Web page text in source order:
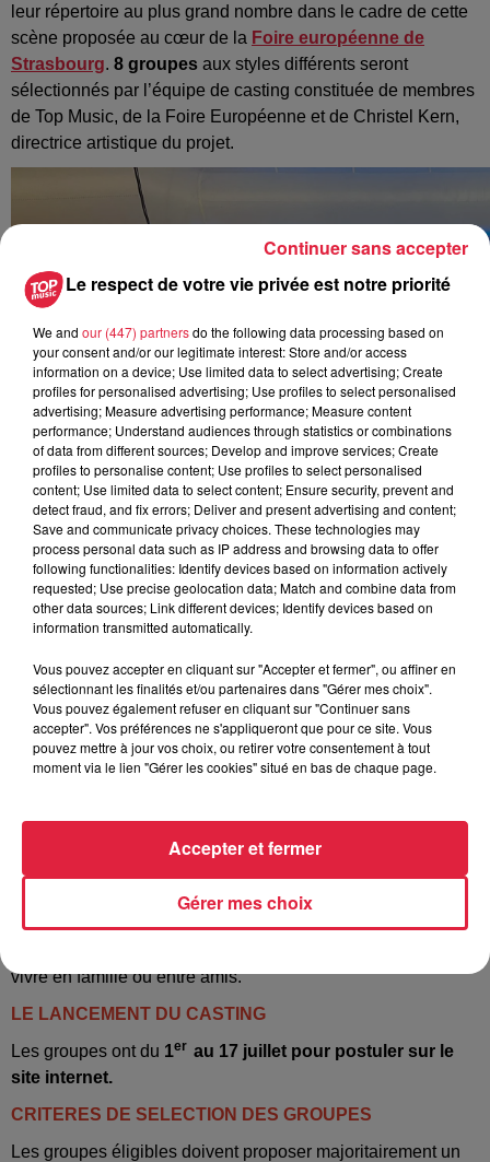
leur répertoire au plus grand nombre dans le cadre de cette
scène proposée au cœur de la Foire européenne de
Strasbourg. 8 groupes aux styles différents seront
sélectionnés par l’équipe de casting constituée de membres
de Top Music, de la Foire Européenne et de Christel Kern,
directrice artistique du projet.
durant cette nouvelle édition qui se dérouleradu samedi 2
au samedi 9 septembre. Les concerts auront lieu à 18h15
chaque soir et seront suivi d’une ambiance DJ dès 20h30.
La scène est installée dans le HALL 1 avec un accès
spécifique libre & nocturne à 18H, ce qui présage de très
vivre en famille ou entre amis.
LE LANCEMENT DU CASTING
Les groupes ont du 1er au 17 juillet pour postuler sur le
site internet.
CRITERES DE SELECTION DES GROUPES
Les groupes éligibles doivent proposer majoritairement un
Le respect de votre vie privée est notre priorité
We and our (447) partnersdo the following data processing based on
your consent and/or our legitimate interest: Store and/or access
information on a device; Use limited data to select advertising; Create
profiles for personalised advertising; Use profiles to select personalised
advertising; Measure advertising performance; Measure content
performance; Understand audiences through statistics or combinations
of data from different sources; Develop and improve services; Create
profiles to personalise content; Use profiles to select personalised
content; Use limited data to select content; Ensure security, prevent and
detect fraud, and fix errors; Deliver and present advertising and content;
Save and communicate privacy choices. These technologies may
process personal data such as IP address and browsing data to offer
following functionalities: Identify devices based on information actively
requested; Use precise geolocation data; Match and combine data from
other data sources; Link different devices; Identify devices based on
information transmitted automatically.
Vous pouvez accepter en cliquant sur "Accepter et fermer", ou affiner en
sélectionnant les finalités et/ou partenaires dans "Gérer mes choix".
Vous pouvez également refuser en cliquant sur "Continuer sans
accepter". Vos préférences ne s'appliqueront que pour ce site. Vous
pouvez mettre à jour vos choix, ou retirer votre consentement à tout
moment via le lien "Gérer les cookies" situé en bas de chaque page.
Gérer mes choix
Accepter et fermer
Continuer sans accepter